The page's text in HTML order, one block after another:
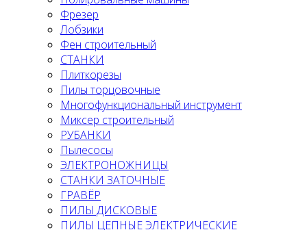
Фрезер
Лобзики
Фен строительный
СТАНКИ
Плиткорезы
Пилы торцовочные
Многофункциональный инструмент
Миксер строительный
РУБАНКИ
Пылесосы
ЭЛЕКТРОНОЖНИЦЫ
СТАНКИ ЗАТОЧНЫЕ
ГРАВЁР
ПИЛЫ ДИСКОВЫЕ
ПИЛЫ ЦЕПНЫЕ ЭЛЕКТРИЧЕСКИЕ